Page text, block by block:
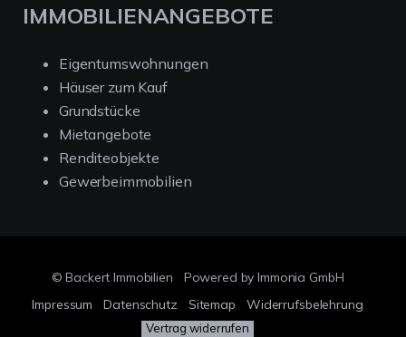
IMMOBILIENANGEBOTE
Eigentumswohnungen
Häuser zum Kauf
Grundstücke
Mietangebote
Renditeobjekte
Gewerbeimmobilien
© Backert Immobilien
Powered by Immonia GmbH
Impressum
Datenschutz Sitemap Widerrufsbelehrung
Vertrag widerrufen